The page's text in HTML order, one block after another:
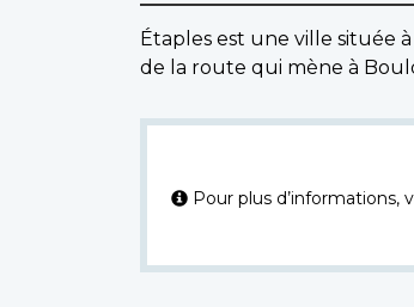
Étaples est une ville située
de la route qui mène à
Pour plus d’informations,